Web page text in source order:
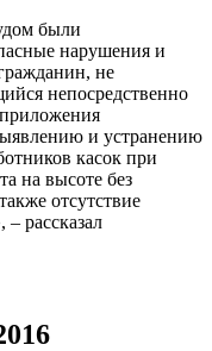
были
нарушения и
не
непосредственно
и устранению
касок при
на высоте без
отсутствие
рассказал